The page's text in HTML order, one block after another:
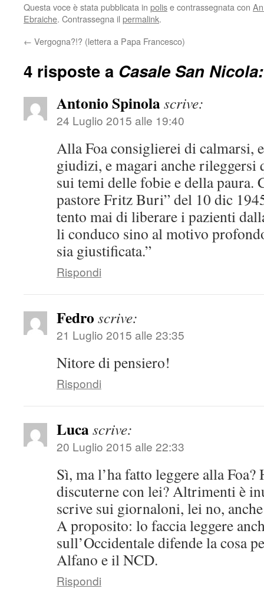
Questa voce è stata pubblicata in polise contrassegnata con
Ebraiche. Contrassegna il permalink.
← Vergogna?!? (lettera a Papa Francesco)
4 risposte a Casale San
Antonio Spinolascrive:
24 Luglio 2015 alle 19:40
Alla Foa consiglierei di calmarsi,
giudizi, e magari anche rileggersi
sui temi delle fobie e della paura.
pastore Fritz Buri” del 10 dic
tento mai di liberare i pazienti
li conduco sino al motivo
sia giustificata.”
Rispondi
Fedro scrive:
21 Luglio 2015 alle 23:35
Nitore di pensiero!
Rispondi
Lucascrive:
20 Luglio 2015 alle 22:33
Sì, ma l’ha fatto leggere alla Foa?
discuterne con lei? Altrimenti è
scrive sui giornaloni, lei no,
A proposito: lo faccia leggere
sull’Occidentale difende la cosa
Alfano e il NCD.
Rispondi